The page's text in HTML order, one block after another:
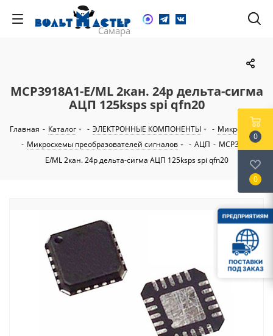
MCP3918A1-E/ML 2кан. 24р дельта-сигма
АЦП 125ksps spi qfn20
Главная - Каталог - ЭЛЕКТРОННЫЕ КОМПОНЕНТЫ - Микросхемы
- Микросхемы преобразователей сигналов - АЦП - MCP3918A1-
E/ML 2кан. 24р дельта-сигма АЦП 125ksps spi qfn20
0
0